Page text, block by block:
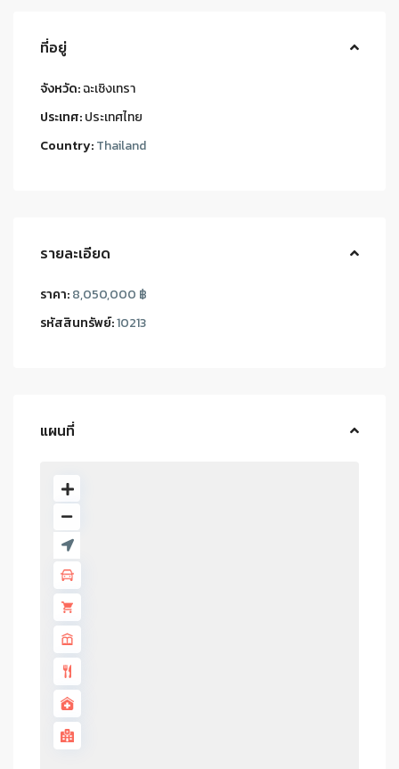
ที่อยู่
จังหวัด:ฉะเชิงเทรา
ประเทศ:ประเทศไทย
Country:Thailand
รายละเอียด
ราคา:8,050,000 ฿
รหัสสินทรัพย์:10213
แผนที่